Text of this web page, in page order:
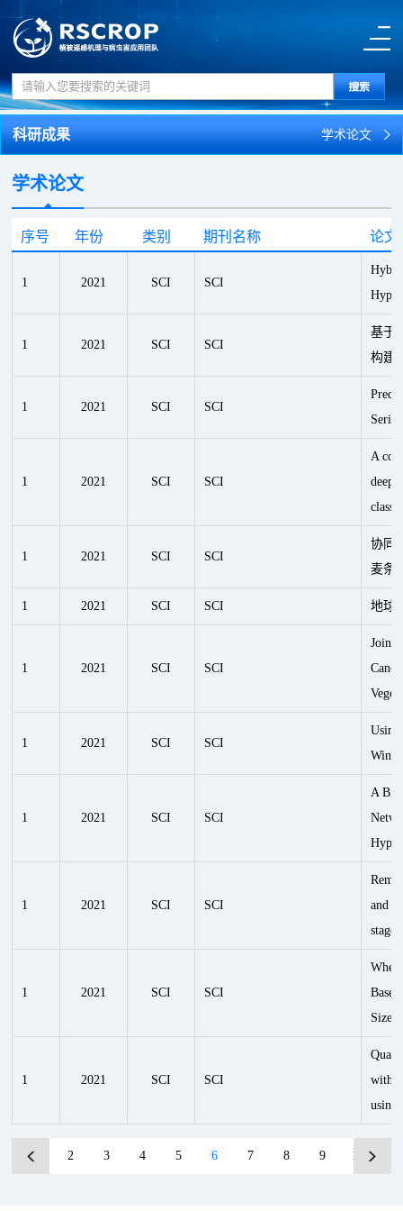
科研成果 学术论文
学术论文
序号 年份 类别 期刊名称 论文
1 2021 SCI SCI
1 2021 SCI SCI
基于
构建
1 2021 SCI SCI
1 2021 SCI SCI
A
deep
1 2021 SCI SCI
协同
麦条
1 2021 SCI SCI 地球
1 2021 SCI SCI
Joint
1 2021 SCI SCI
Using
1 2021 SCI SCI
A
1 2021 SCI SCI
and
stages
1 2021 SCI SCI
Size
1 2021 SCI SCI
with
using
1 2 3 4 5 6 7 8 9 10